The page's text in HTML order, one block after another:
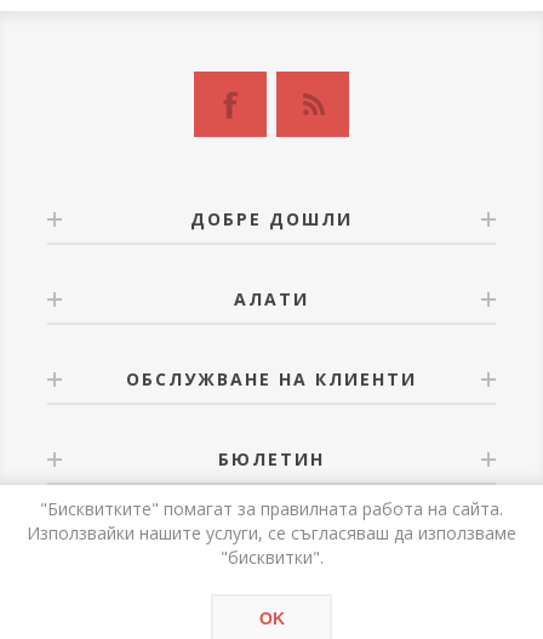
ДОБРЕ ДОШЛИ
АЛАТИ
ОБСЛУЖВАНЕ НА КЛИЕНТИ
БЮЛЕТИН
Авторски права © 2026 Alati. Всички права запазени.
"Бисквитките" помагат за правилната работа на сайта.
Използвайки нашите услуги, се съгласяваш да използваме
"бисквитки".
OK